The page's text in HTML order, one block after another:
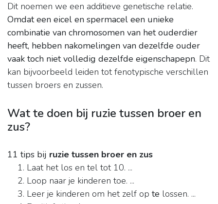
Dit noemen we een additieve genetische relatie.
Omdat een eicel en spermacel een unieke
combinatie van chromosomen van het ouderdier
heeft, hebben nakomelingen van dezelfde ouder
vaak toch niet volledig dezelfde eigenschapepn. Dit
kan bijvoorbeeld leiden tot fenotypische verschillen
tussen broers en zussen.
Wat te doen bij ruzie tussen broer en
zus?
11 tips bij ruzie tussen broer en zus
Laat het los en tel tot 10. ...
Loop naar je kinderen toe. ...
Leer je kinderen om het zelf op te lossen. ...